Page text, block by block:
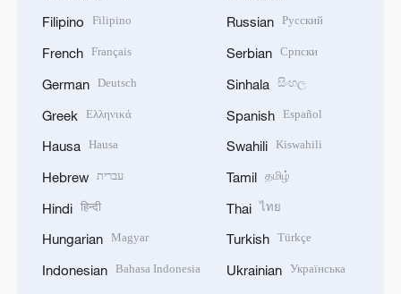
Filipino Filipino
French Français
German Deutsch
Greek Ελληνικά
Hausa Hausa
Hebrew עברית
Hindi हिन्दी
Hungarian Magyar
Indonesian Bahasa Indonesia
Russian Русский
Serbian Српски
Sinhala සිංහල
Spanish Español
Swahili Kiswahili
Tamil தமிழ்
Thai ไทย
Turkish Türkçe
Ukrainian Українська